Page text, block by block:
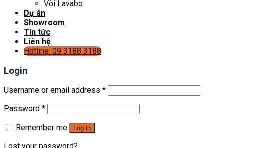
Vòi Lavabo
Dự án
Showroom
Tin tức
Liên hệ
Hotline: 09 3188 3188
Login
Username or email address *
Password *
Remember me
Log in